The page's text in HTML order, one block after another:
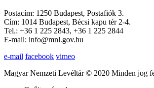
Postacím: 1250 Budapest, Postafiók 3.
Cím: 1014 Budapest, Bécsi kapu tér 2-4.
Tel.: +36 1 225 2843, +36 1 225 2844
E-mail: info@mnl.gov.hu
e-mail facebook vimeo
Magyar Nemzeti Levéltár © 2020 Minden jog